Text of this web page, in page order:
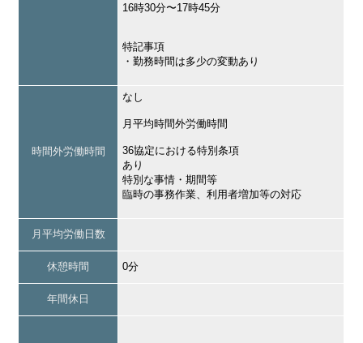
16時30分〜17時45分
特記事項
・勤務時間は多少の変動あり
時間外労働時間
なし
月平均時間外労働時間
36協定における特別条項
あり
特別な事情・期間等
臨時の事務作業、利用者増加等の対応
月平均労働日数
休憩時間 0分
年間休日